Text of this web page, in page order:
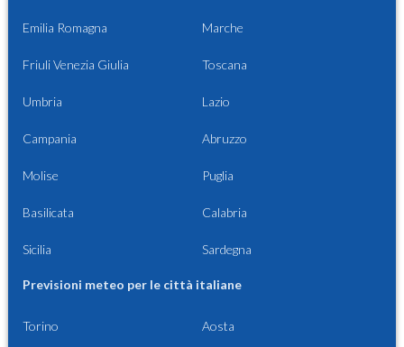
Emilia Romagna Marche
Friuli Venezia Giulia Toscana
Umbria Lazio
Campania Abruzzo
Molise Puglia
Basilicata Calabria
Sicilia Sardegna
Previsioni meteo per le città italiane
Torino Aosta